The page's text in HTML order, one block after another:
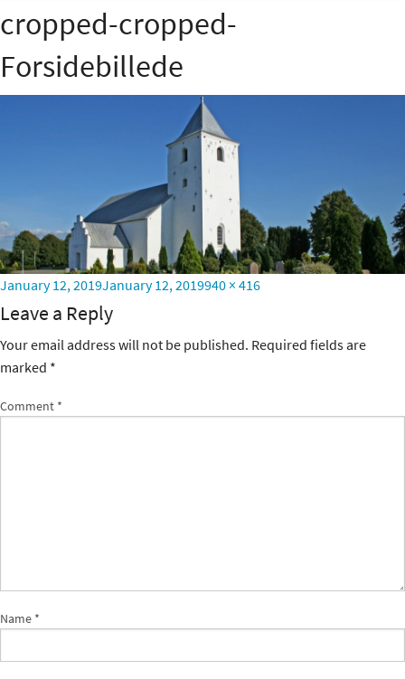
cropped-cropped-
Forsidebillede
Posted
on
January 12, 2019January 12, 2019Full
940 × 416
Leave a Reply
Your email address will not be published. Required fields are
marked *
Comment *
Name *